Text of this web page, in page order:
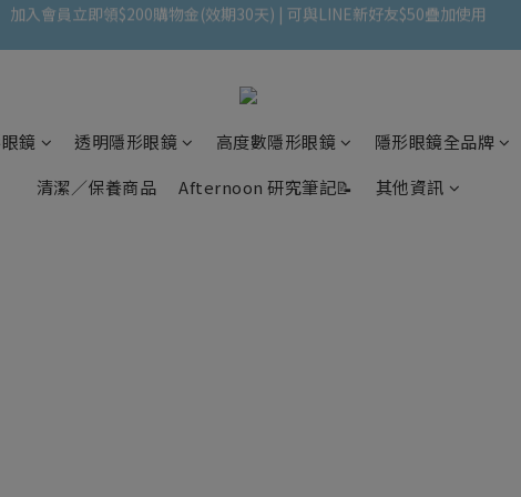
加入會員立即領$200購物金(效期30天) | 可與LINE新好友$50疊加使用
＼ 全館滿千贈千點 ／ 回饋無上限，效期60天！
鏡 透明隱形眼鏡 高度數隱形眼鏡 隱形眼鏡全品牌
清潔／保養商品
Afternoon 研究筆記📝 其他資訊